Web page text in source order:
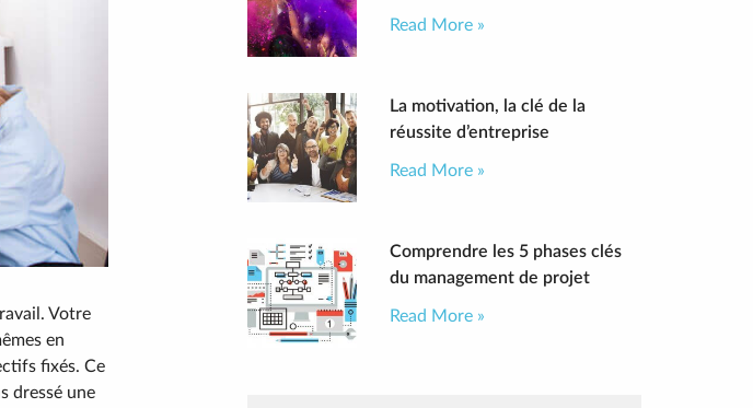
Votre
en
fixés. Ce
dressé une
Read More »
La motivation, la clé de la
réussite d’entreprise
Read More »
Comprendre les 5 phases clés
du management de projet
Read More »